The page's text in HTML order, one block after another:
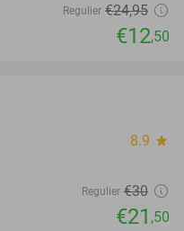
Regulier €24,95
€12,50
8.9 star
Regulier €30
€21 ,50